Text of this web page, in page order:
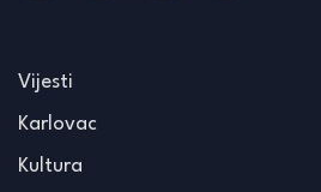
Vijesti
Karlovac
Kultura